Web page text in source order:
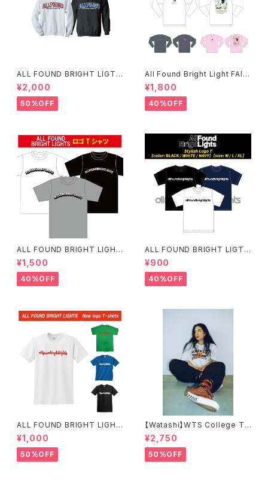
ALL FOUND BRIGHT LIGTH
S パーカー
¥2,000
50%OFF
All Found Bright Light FAIT
H ロンT(残り僅か)
¥1,800
40%OFF
ALL FOUND BRIGHT LIGHT
S LOGO T-SHIRTS
¥1,500
40%OFF
ALL FOUND BRIGHT LIGTH
S スタイリッシュロゴTシャツ
¥900
40%OFF
ALL FOUND BRIGHT LIGHT
S SIMPLE LOGO T-SHIRTS
¥1,000
50%OFF
【Watashi】WTS College T-
shirts【IF I FELL限定】
¥2,750
50%OFF